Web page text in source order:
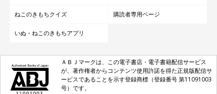
ねこのきもちクイズ 購読者専用ページ
いぬ・ねこのきもちアプリ
ＡＢＪマークは、この電子書店・電子書籍配信サービス
が、著作権者からコンテンツ使用許諾を得た正規版配信サ
ービスであることを示す登録商標（登録番号 第11091003
号）です。